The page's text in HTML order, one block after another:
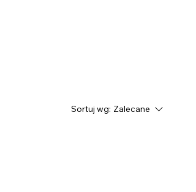
Sortuj wg: Zalecane